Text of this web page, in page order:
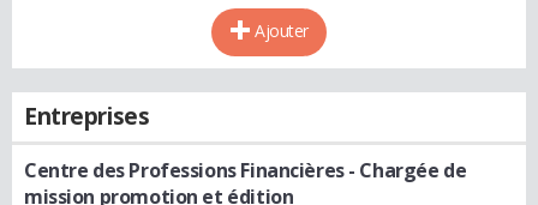
Ajouter
Entreprises
Centre des Professions Financières- Chargée de
mission promotion et édition